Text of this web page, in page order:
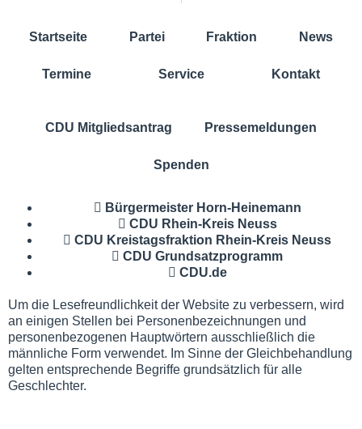
Startseite Partei Fraktion News
Termine Service Kontakt
CDU Mitgliedsantrag Pressemeldungen
Spenden
Bürgermeister Horn-Heinemann
CDU Rhein-Kreis Neuss
CDU Kreistagsfraktion Rhein-Kreis Neuss
CDU Grundsatzprogramm
CDU.de
Um die Lesefreundlichkeit der Website zu verbessern, wird
an einigen Stellen bei Personenbezeichnungen und
personenbezogenen Hauptwörtern ausschließlich die
männliche Form verwendet. Im Sinne der Gleichbehandlung
gelten entsprechende Begriffe grundsätzlich für alle
Geschlechter.